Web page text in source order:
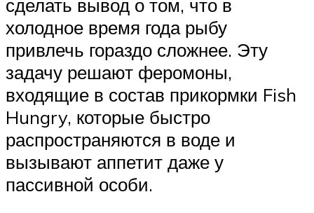
сделать вывод о том, что в
холодное время года рыбу
привлечь гораздо сложнее. Эту
задачу решают феромоны,
входящие в состав прикормки Fish
Hungry, которые быстро
распространяются в воде и
вызывают аппетит даже у
пассивной особи.